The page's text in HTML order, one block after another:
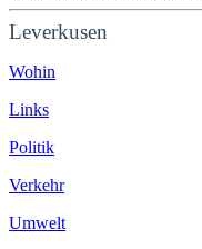
Leverkusen
Wohin
Links
Politik
Verkehr
Umwelt